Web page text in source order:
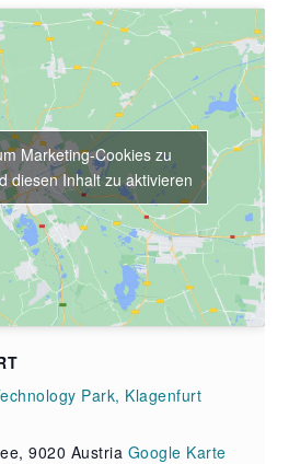
Park, Klagenfurt
, 9020 Austria Google Karte
Marketing-Cookies zu
diesen Inhalt zu aktivieren